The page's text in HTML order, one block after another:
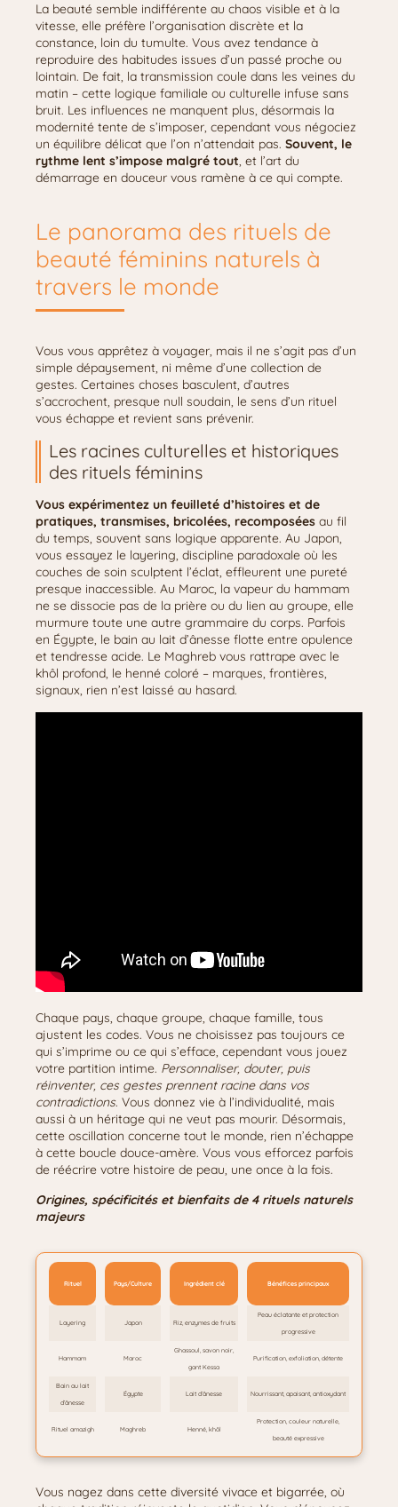
La beauté semble indifférente au chaos visible et à la
vitesse, elle préfère l’organisation discrète et la
constance, loin du tumulte. Vous avez tendance à
reproduire des habitudes issues d’un passé proche ou
lointain. De fait, la transmission coule dans les veines du
matin – cette logique familiale ou culturelle infuse sans
bruit. Les influences ne manquent plus, désormais la
modernité tente de s’imposer, cependant vous négociez
un équilibre délicat que l’on n’attendait pas. Souvent, le
rythme lent s’impose malgré tout, et l’art du
démarrage en douceur vous ramène à ce qui compte.
Le panorama des rituels de
beauté féminins naturels à
travers le monde
Vous vous apprêtez à voyager, mais il ne s’agit pas d’un
simple dépaysement, ni même d’une collection de
gestes. Certaines choses basculent, d’autres
s’accrochent, presque null soudain, le sens d’un rituel
vous échappe et revient sans prévenir.
Les racines culturelles et historiques
des rituels féminins
Vous expérimentez un feuilleté d’histoires et de
pratiques, transmises, bricolées, recomposées au fil
du temps, souvent sans logique apparente. Au Japon,
vous essayez le layering, discipline paradoxale où les
couches de soin sculptent l’éclat, effleurent une pureté
presque inaccessible. Au Maroc, la vapeur du hammam
ne se dissocie pas de la prière ou du lien au groupe, elle
murmure toute une autre grammaire du corps. Parfois
en Égypte, le bain au lait d’ânesse flotte entre opulence
et tendresse acide. Le Maghreb vous rattrape avec le
khôl profond, le henné coloré – marques, frontières,
signaux, rien n’est laissé au hasard.
Chaque pays, chaque groupe, chaque famille, tous
ajustent les codes. Vous ne choisissez pas toujours ce
qui s’imprime ou ce qui s’efface, cependant vous jouez
votre partition intime. Personnaliser, douter, puis
réinventer, ces gestes prennent racine dans vos
contradictions. Vous donnez vie à l’individualité, mais
aussi à un héritage qui ne veut pas mourir. Désormais,
cette oscillation concerne tout le monde, rien n’échappe
à cette boucle douce-amère. Vous vous efforcez parfois
de réécrire votre histoire de peau, une once à la fois.
Origines, spécificités et bienfaits de 4 rituels naturels
majeurs
Rituel Pays/Culture Ingrédient clé Bénéfices principaux
Layering Japon Riz, enzymes de fruits
Peau éclatante et protection
progressive
Hammam Maroc
Ghassoul, savon noir,
gant Kessa
Purification, exfoliation, détente
Bain au lait
d’ânesse
Égypte Lait d’ânesse Nourrissant, apaisant, antioxydant
Rituel amazigh Maghreb Henné, khôl
Protection, couleur naturelle,
beauté expressive
Vous nagez dans cette diversité vivace et bigarrée, où